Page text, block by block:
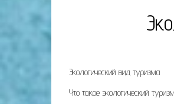
Экологический вид туризма
Что такое экологический